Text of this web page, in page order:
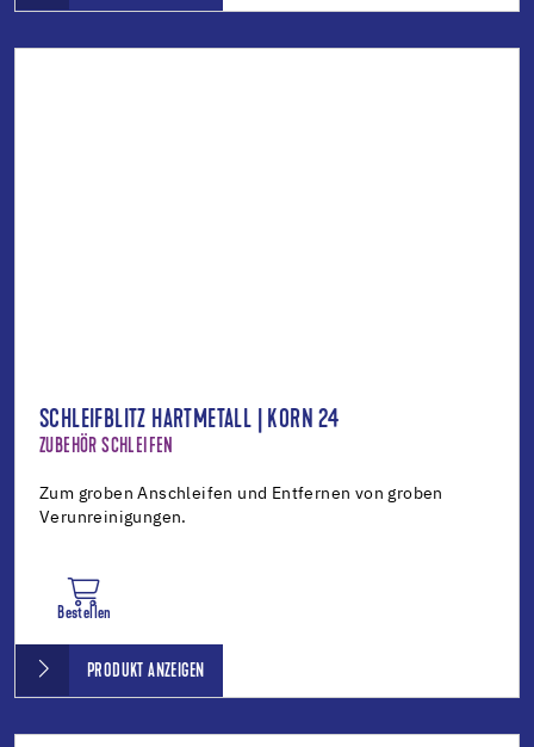
SCHLEIFBLITZ HARTMETALL | KORN 24
ZUBEHÖR SCHLEIFEN
Zum groben Anschleifen und Entfernen von groben
Verunreinigungen.
Bestellen
PRODUKT ANZEIGEN